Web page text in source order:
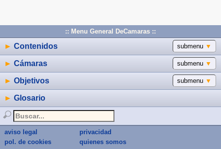
:: Menu General DeCamaras ::
submenu ▼
► Contenidos
submenu ▼
► Cámaras
submenu ▼
► Objetivos
► Glosario
aviso legal
privacidad
pol. de cookies
quienes somos